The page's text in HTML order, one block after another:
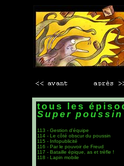
tous les
Super poussin
113 - Gestion d'équipe
114 - Le côté obscur du poussin
115 - Infopublicité
116 - Par le pouvoir de Freud
117 - Bataille épique, as et trèfle !
118 - Lapin mobile